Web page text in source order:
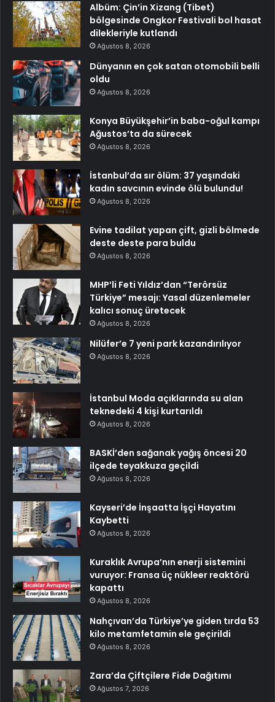
Albüm: Çin’in Xizang (Tibet)
bölgesinde Ongkor Festivali bol hasat
dilekleriyle kutlandı
Ağustos 8, 2026
Dünyanın en çok satan otomobili belli
oldu
Ağustos 8, 2026
Konya Büyükşehir’in baba-oğul kampı
Ağustos’ta da sürecek
Ağustos 8, 2026
İstanbul’da sır ölüm: 37 yaşındaki
kadın savcının evinde ölü bulundu!
Ağustos 8, 2026
Evine tadilat yapan çift, gizli bölmede
deste deste para buldu
Ağustos 8, 2026
MHP’li Feti Yıldız’dan “Terörsüz
Türkiye” mesajı: Yasal düzenlemeler
kalıcı sonuç üretecek
Ağustos 8, 2026
Nilüfer’e 7 yeni park kazandırılıyor
Ağustos 8, 2026
İstanbul Moda açıklarında su alan
teknedeki 4 kişi kurtarıldı
Ağustos 8, 2026
BASKİ’den sağanak yağış öncesi 20
ilçede teyakkuza geçildi
Ağustos 8, 2026
Kayseri’de İnşaatta İşçi Hayatını
Kaybetti
Ağustos 8, 2026
Kuraklık Avrupa’nın enerji sistemini
vuruyor: Fransa üç nükleer reaktörü
kapattı
Ağustos 8, 2026
Nahçıvan’da Türkiye’ye giden tırda 53
kilo metamfetamin ele geçirildi
Ağustos 8, 2026
Zara’da Çiftçilere Fide Dağıtımı
Ağustos 7, 2026